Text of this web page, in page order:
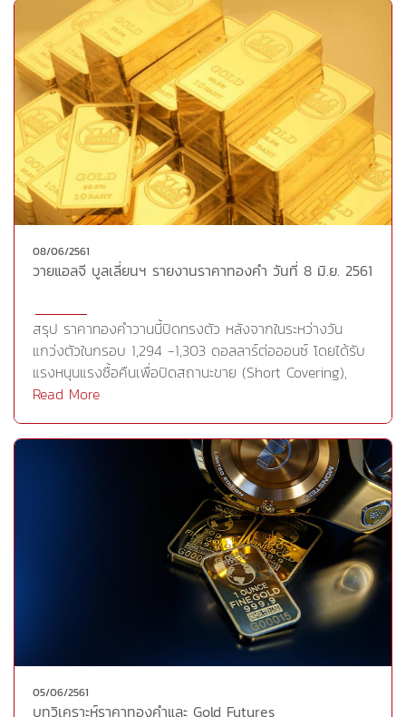
นี้ถือเป็นครั้งที่เหล่าผู้นำทั้ง 7 ประเทศเผชิญกับความขัดแย้ง
มากที่สุดในประวัติศาสตร์กลุ่มที่ยาวนานถึง 42 ปี อย่างไร
ก็ตามการแข็งค่าของสกุลเงินดอลลาร์จากแนวโน้มการปรับ
ขึ้นอัตราดอกเบี้ยของธนาคารกลางสหรัฐ(เฟด)เป็นปัจจัยที่
สกัดช่วงบวกของราคาทองคำเอาไว้ สำหรับผลการประชุม
G-7 ที่เสร็จสิ้นลงเป็นไปในเชิงลบ โดยประธานาธิบดี โดนัลด์
ทรัมป์ ของสหรัฐเดินทางออกจากแคนาดาเร็วกว่ากำหนด
ประกอบกับที่ประชุมไม่สามารถคลี่คลายบรรยากาศความขัด
แย้งระหว่างกันได้ นอกจากนี้ประธานาธิบดี โดนัลด์ ทรัมป์ยัง
สั่งการไม่ให้คณะผู้แทนสหรัฐรับรองในแถลงการณ์ร่วมของ
ทองคำในวันศุกร์ -3.83 ตัน ขณะที่วันนี้ไม่มีกำหนดการเปิด
เผยตัวเลขเศรษฐกิจของสหรัฐCr.https://goo.gl/TLoqZt
08/06/2561
วายแอลจี บูลเลี่ยนฯ รายงานราคาทองคำ วันที่ 8 มิ.ย. 2561
สรุป ราคาทองคำวานนี้ปิดทรงตัว หลังจากในระหว่างวัน
แกว่งตัวในกรอบ 1,294 -1,303 ดอลลาร์ต่อออนซ์ โดยได้รับ
แรงหนุนแรงซื้อคืนเพื่อปิดสถานะขาย (Short Covering),
การอ่อนค่าของสกุลเงินดอลลาร์และการแข็งค่าของสกุลเงิน
(ECB) จะส่งสัญญาณเกี่ยวช่วงเวลาในการยุติการเข้าซื้อ
พันธบัตร (QE) ในการประชุมสัปดาห์หน้า อย่างไรก็ดีจะเห็นได้
ว่า การปรับตัวขึ้นของราคาทองคำค่อนข้างจำกัดเช่นกัน
หลังสินทรัพย์เสี่ยงอย่างดัชนีดาวโจนส์ปรับตัวขึ้นวานนี้อีก 95
จุด นอกจากนี้นักลงทุนยังคงระมัดระวังการซื้อขายเพื่อรอ
ความชัดเจนเกี่ยวกับผลการประชุมสุดยอดระหว่างปธน.ทรัมป์
และผู้นำเกาหลีเหนือที่สิงคโปร์ในวันที่ 12 มิ.ย. รวมถึง
สัญญาณบ่งชี้แนวโน้มการปรับขึ้นอัตราดอกเบี้ยของธนาคาร
กลางสหรัฐ (FED) ในช่วงครึ่งปีหลังในการประชุมวันที่ 12-13
มิ.ย. และแนวโน้มการดำเนินนโยบายการเงินของธนาคารกลาง
ยุโรป (ECB) ในการประชุมวันที่ 14 มิ.ย. สำหรับวันนี้จับตาเป็น
สหรัฐและชาติพันธมิตรในการประชุมสุดยอดผู้นำ G-7 ในวัน
Read More
05/06/2561
บทวิเคราะห์ราคาทองคำและ Gold Futures